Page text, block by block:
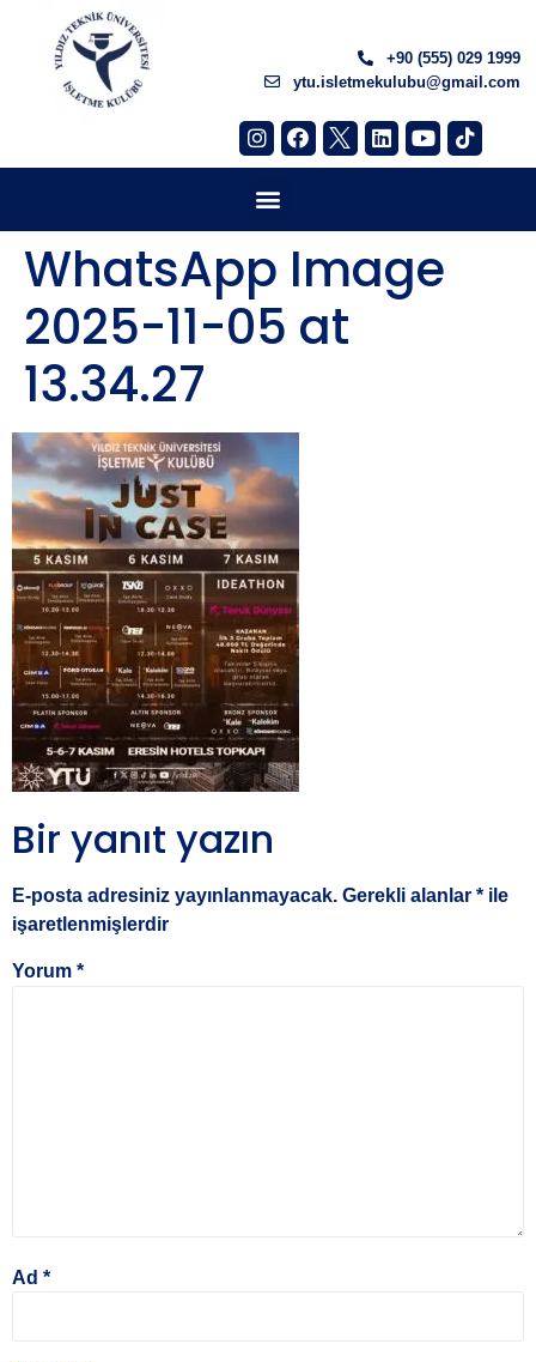
+90 (555) 029 1999
ytu.isletmekulubu@gmail.com
WhatsApp Image
2025-11-05 at
13.34.27
Bir yanıt yazın
E-posta adresiniz yayınlanmayacak. Gerekli alanlar * ile
işaretlenmişlerdir
Yorum *
Ad *